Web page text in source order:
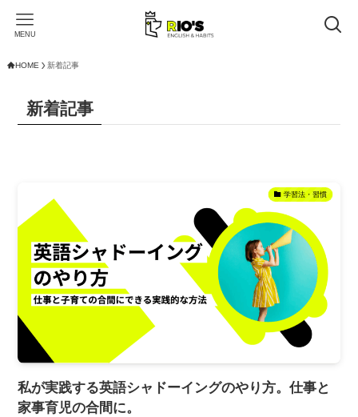
MENU
HOME 新着記事
新着記事
学習法・習慣
私が実践する英語シャドーイングのやり方。仕事と
家事育児の合間に。